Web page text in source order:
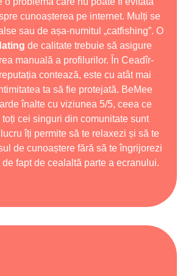
cunoașterea pe internet. Mulți se
sau de așa-numitul „catfishing”. O
de calitate trebuie să asigure
manuală a profilurilor. În Ceadîr-
contează, este cu atât mai
ta să fie protejată. BeMee
înalte cu viziunea 5/5, ceea ce
cei singuri din comunitate sunt
îți permite să te relaxezi și să te
de cunoaștere fără să te îngrijorezi
fapt de cealaltă parte a ecranului.